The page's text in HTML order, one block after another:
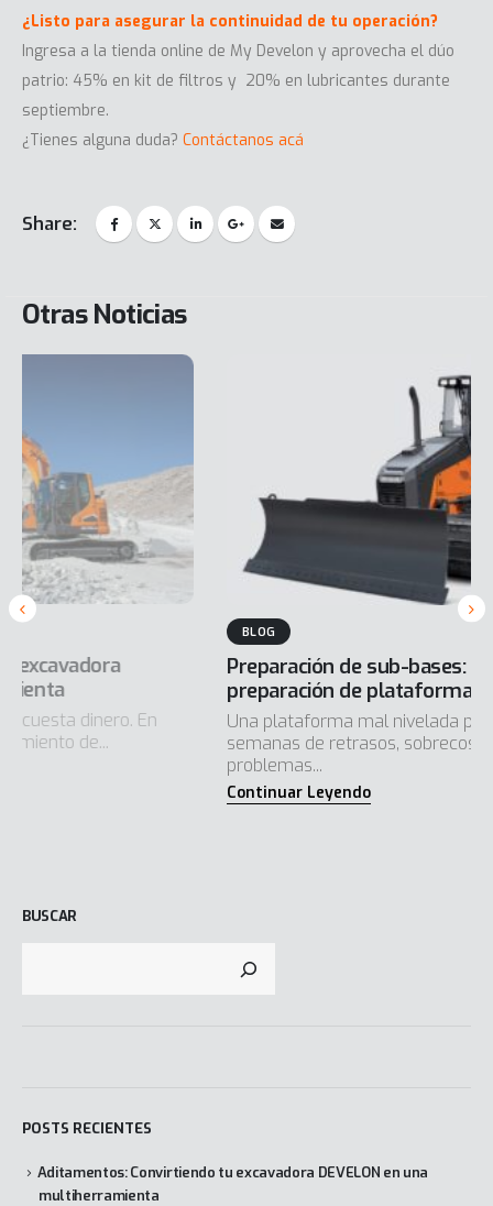
¿Listo para asegurar la continuidad de tu operación?
Ingresa a la tienda online de My Develon y aprovecha el dúo
patrio: 45% en kit de filtros y 20% en lubricantes durante
septiembre.
¿Tienes alguna duda? Contáctanos acá
Share:
Otras Noticias
Preparación de sub-bases: El Dozer DD130 en
preparación de plataformas y caminos interiores
Una plataforma mal nivelada puede convertirse en
semanas de retrasos, sobrecostos inesperados y
BUSCAR
POSTS RECIENTES
Aditamentos: Convirtiendo tu excavadora DEVELON en una
multiherramienta